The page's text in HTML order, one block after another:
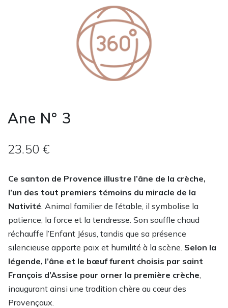
Ane N° 3
23.50 €
Ce santon de Provence illustre l’âne de la crèche,
l’un des tout premiers témoins du miracle de la
Nativité . Animal familier de l’étable, il symbolise la
patience, la force et la tendresse. Son souffle chaud
réchauffe l’Enfant Jésus, tandis que sa présence
silencieuse apporte paix et humilité à la scène. Selon la
légende, l’âne et le bœuf furent choisis par saint
François d’Assise pour orner la première crèche
inaugurant ainsi une tradition chère au cœur des
Provençaux.